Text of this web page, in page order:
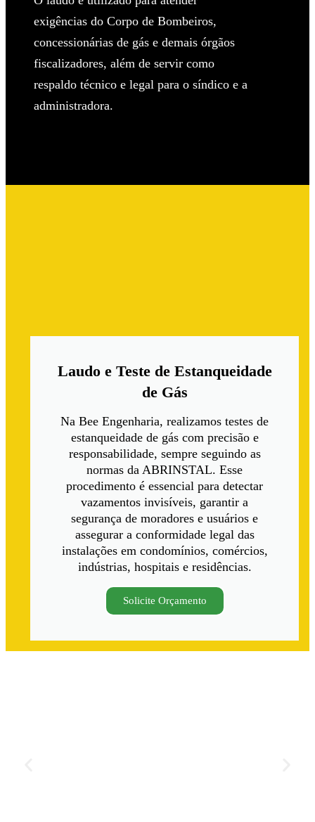
exigências do Corpo de Bombeiros,
concessionárias de gás e demais órgãos
fiscalizadores, além de servir como
respaldo técnico e legal para o síndico e a
administradora.
Laudo e Teste de Estanqueidade
de Gás
Na Bee Engenharia, realizamos testes de
estanqueidade de gás com precisão e
responsabilidade, sempre seguindo as
normas da ABRINSTAL. Esse
procedimento é essencial para detectar
vazamentos invisíveis, garantir a
segurança de moradores e usuários e
assegurar a conformidade legal das
instalações em condomínios, comércios,
indústrias, hospitais e residências.
Solicite Orçamento